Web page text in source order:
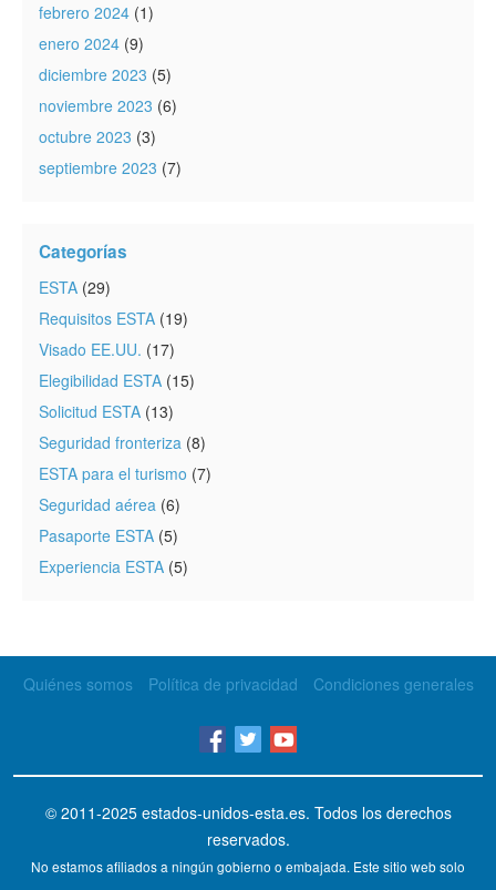
febrero 2024 (1)
enero 2024 (9)
diciembre 2023 (5)
noviembre 2023 (6)
octubre 2023 (3)
septiembre 2023 (7)
Categorías
ESTA (29)
Requisitos ESTA (19)
Visado EE.UU. (17)
Elegibilidad ESTA (15)
Solicitud ESTA (13)
Seguridad fronteriza (8)
ESTA para el turismo (7)
Seguridad aérea (6)
Pasaporte ESTA (5)
Experiencia ESTA (5)
Quiénes somos Política de privacidad Condiciones generales
© 2011-2025 estados-unidos-esta.es. Todos los derechos
reservados.
No estamos afiliados a ningún gobierno o embajada. Este sitio web solo